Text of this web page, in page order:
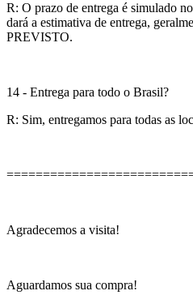
R: O prazo de entrega é simulado
dará a estimativa de entrega,
PREVISTO.
14 - Entrega para todo o Brasil?
R: Sim, entregamos para todas as
Agradecemos a visita!
Aguardamos sua compra!